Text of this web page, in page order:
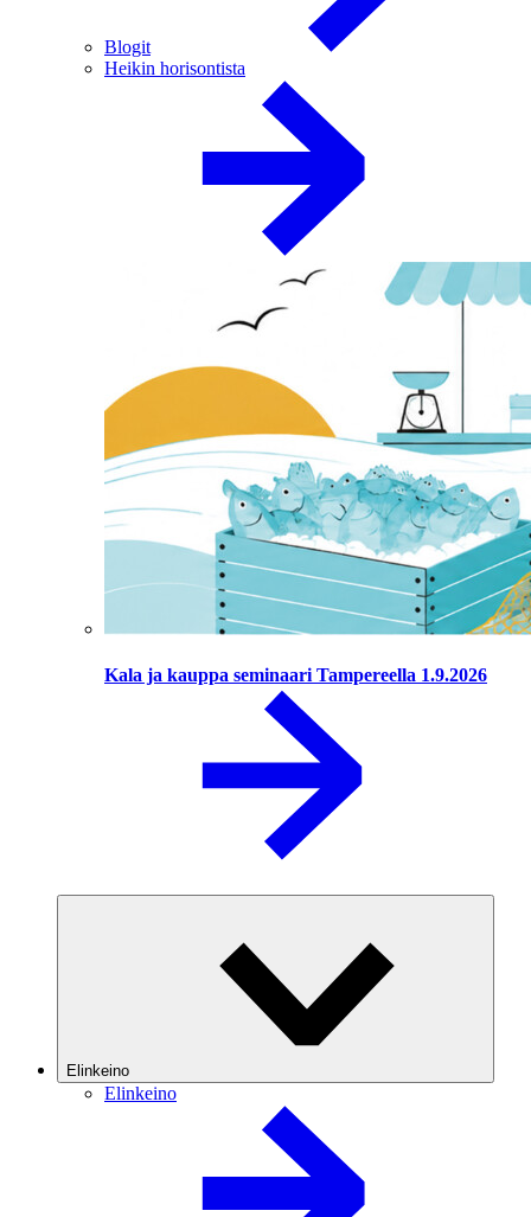
Blogit
Heikin horisontista
Kala ja kauppa seminaari Tampereella 1.9.2026
Elinkeino
Elinkeino